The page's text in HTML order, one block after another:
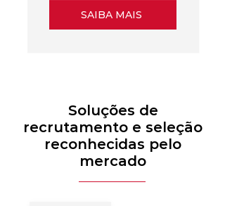
SAIBA MAIS
Soluções de
recrutamento e seleção
reconhecidas pelo
mercado